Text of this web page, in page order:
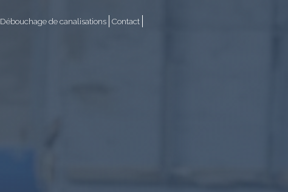
Débouchage de canalisations Contact